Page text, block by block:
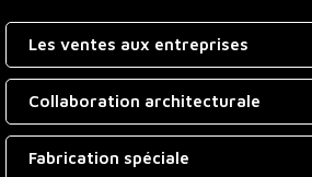
Les ventes aux entreprises
Collaboration architecturale
Fabrication spéciale